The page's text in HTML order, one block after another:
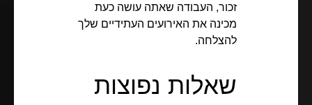
זכור, העבודה שאתה עושה כעת
מכינה את האירועים העתידיים שלך
להצלחה.
שאלות נפוצות